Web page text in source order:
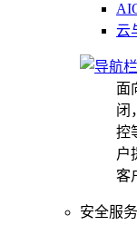
云
面
闭
控
户
客
安全服